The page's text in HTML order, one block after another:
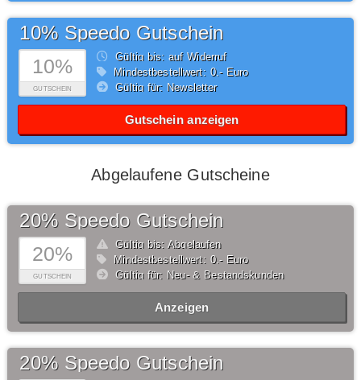
10%
GUTSCHEIN
10% Speedo Gutschein
Gültig bis: auf Widerruf
Mindestbestellwert: 0,- Euro
Gültig für: Newsletter
Gutschein anzeigen
Abgelaufene Gutscheine
20%
GUTSCHEIN
20% Speedo Gutschein
Gültig bis: Abgelaufen
Mindestbestellwert: 0,- Euro
Gültig für: Neu- & Bestandskunden
Anzeigen
20% Speedo Gutschein